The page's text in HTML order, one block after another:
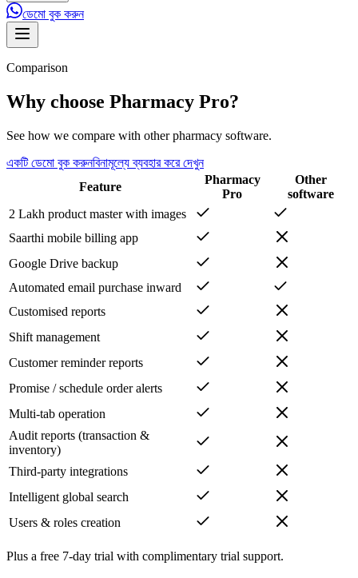
ডেমো বুক করুন
Comparison
Why choose Pharmacy Pro?
See how we compare with other pharmacy software.
একটি ডেমো বুক করুনবিনামূল্যে ব্যবহার করে দেখুন
Feature
Pharmacy
Pro
Other
software
2 Lakh product master with images
Saarthi mobile billing app
Google Drive backup
Automated email purchase inward
Customised reports
Shift management
Customer reminder reports
Promise / schedule order alerts
Multi-tab operation
Audit reports (transaction &
inventory)
Third-party integrations
Intelligent global search
Users & roles creation
Plus a free 7-day trial with complimentary trial support.